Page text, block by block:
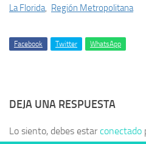
La Florida, Región Metropolitana
Facebook Twitter WhatsApp
DEJA UNA RESPUESTA
Lo siento, debes estarconectado